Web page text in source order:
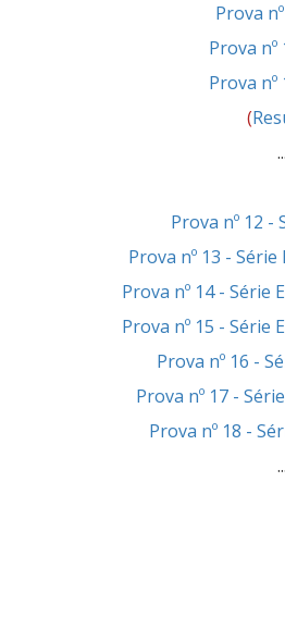
Prova
Prova
Prova
(
Prova nº 12 -
Prova nº 13 -
Prova nº 14 - Série
Prova nº 15 - Série
Prova nº 16 -
Prova nº 17 -
Prova nº 18 -